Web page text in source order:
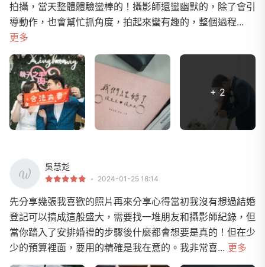
拍攝，當天整體體驗蠻棒的！攝影師還蠻幽默的，除了會引
導動作，也會幫忙抓角度，拍起來蠻有趣的，整個過程...
更多
+ 2
吳慧彣
2024-01-25 18:14
先分享幾張我喜歡的照片再來分享心得當初我沒有想過結婚
登記可以搞成這般盛大，需要找一堆朋友和攝影師紀錄，但
當你踏入了安排婚禮的步驟後什麼都會想要是真的！但在少
少的預算裡面，要用的精確是我在意的。我非常喜... 更多